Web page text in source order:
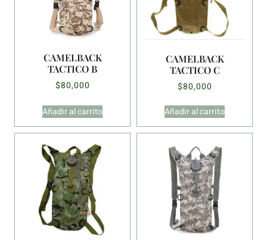
CAMELBACK
TACTICO B
$80,000
Añadir al carrito
CAMELBACK
TACTICO C
$80,000
Añadir al carrito